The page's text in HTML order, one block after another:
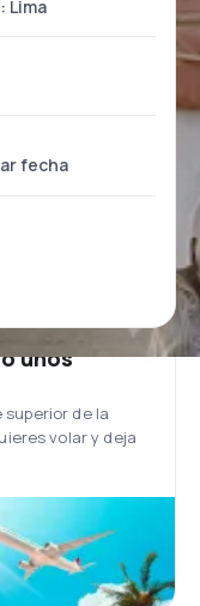
unos
de la
volar y deja